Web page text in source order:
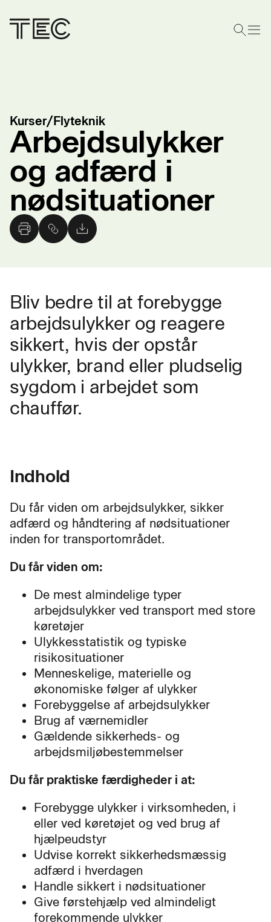
Kurser/Flyteknik
Arbejdsulykker
og adfærd i
nødsituationer
Bliv bedre til at forebygge
arbejdsulykker og reagere
sikkert, hvis der opstår
ulykker, brand eller pludselig
sygdom i arbejdet som
chauffør.
Indhold
Du får viden om arbejdsulykker, sikker
adfærd og håndtering af nødsituationer
inden for transportområdet.
Du får viden om:
De mest almindelige typer
arbejdsulykker ved transport med store
køretøjer
Ulykkesstatistik og typiske
risikosituationer
Menneskelige, materielle og
økonomiske følger af ulykker
Forebyggelse af arbejdsulykker
Brug af værnemidler
Gældende sikkerheds- og
arbejdsmiljøbestemmelser
Du får praktiske færdigheder i at:
Forebygge ulykker i virksomheden, i
eller ved køretøjet og ved brug af
hjælpeudstyr
Udvise korrekt sikkerhedsmæssig
adfærd i hverdagen
Handle sikkert i nødsituationer
Give førstehjælp ved almindeligt
forekommende ulykker